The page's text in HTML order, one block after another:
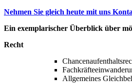
Nehmen Sie gleich heute mit uns
Ein exemplarischer Überblick über
Recht
Allgemeines